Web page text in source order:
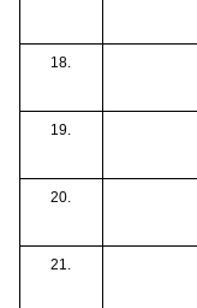
18.
19.
20.
21.